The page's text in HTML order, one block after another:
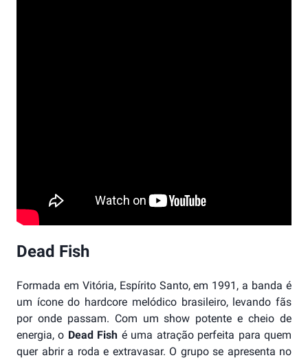
Dead Fish
Formada em Vitória, Espírito Santo, em 1991, a banda é
um ícone do hardcore melódico brasileiro, levando fãs
por onde passam. Com um show potente e cheio de
energia, o Dead Fish é uma atração perfeita para quem
quer abrir a roda e extravasar. O grupo se apresenta no